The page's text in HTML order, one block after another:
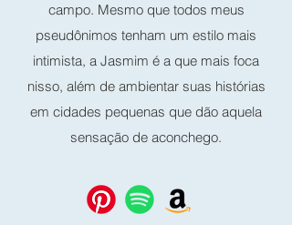
campo. Mesmo que todos meus
pseudônimos tenham um estilo mais
intimista, a Jasmim é a que mais foca
nisso, além de ambientar suas histórias
em cidades pequenas que dão aquela
sensação de aconchego.